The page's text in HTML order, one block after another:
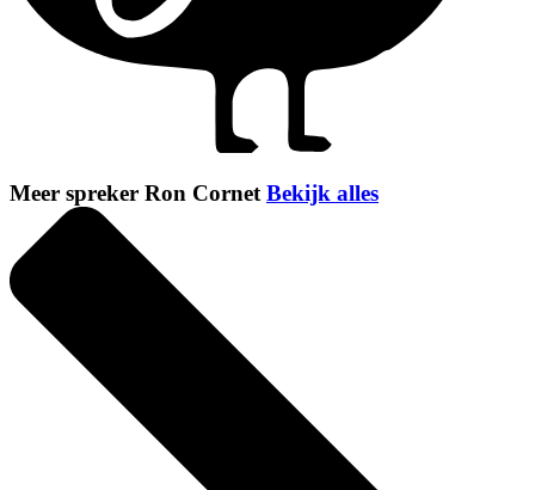
Meer spreker Ron Cornet Bekijk alles